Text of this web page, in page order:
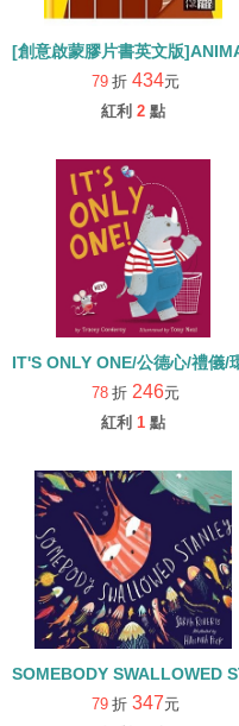
[創意啟蒙膠片書英文版
79 折 434元
紅利 2 點
IT'S ONLY ONE/公德心/禮儀/
78 折 246元
紅利 1 點
SOMEBODY SWALLOWED
79 折 347元